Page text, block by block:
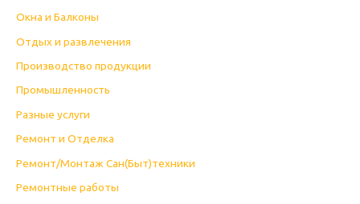
Окна и Балконы
Отдых и развлечения
Производство продукции
Промышленность
Разные услуги
Ремонт и Отделка
Ремонт/Монтаж Сан(Быт)техники
Ремонтные работы